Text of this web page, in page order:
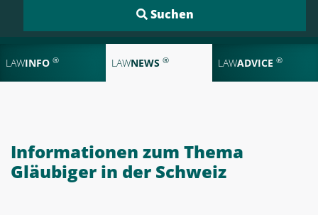
LAWINFO ® LAWNEWS ® LAWADVICE ®
Informationen zum Thema
Gläubiger in der Schweiz